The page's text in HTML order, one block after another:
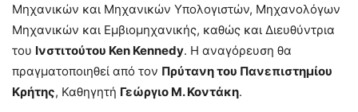
Μηχανικών και Μηχανικών Υπολογιστών, Μηχανολόγων
Μηχανικών και Εμβιομηχανικής, καθώς και Διευθύντρια
του Ινστιτούτου Ken Kennedy. Η αναγόρευση θα
πραγματοποιηθεί από τον Πρύτανη του Πανεπιστημίου
Κρήτης, Καθηγητή Γεώργιο Μ. Κοντάκη.